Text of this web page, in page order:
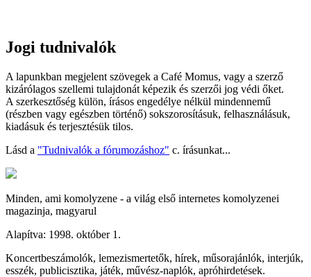
Jogi tudnivalók
A lapunkban megjelent szövegek a Café Momus, vagy a szerző
kizárólagos szellemi tulajdonát képezik és szerzői jog védi őket.
A szerkesztőség külön, írásos engedélye nélkül mindennemű
(részben vagy egészben történő) sokszorosításuk, felhasználásuk,
kiadásuk és terjesztésük tilos.
Lásd a "Tudnivalók a fórumozáshoz" c. írásunkat...
Minden, ami komolyzene - a világ első internetes komolyzenei
magazinja, magyarul
Alapítva: 1998. október 1.
Koncertbeszámolók, lemezismertetők, hírek, műsorajánlók, interjúk,
esszék, publicisztika, játék, művész-naplók, apróhirdetések.